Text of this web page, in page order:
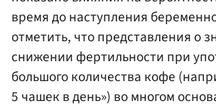
время до наступления
отметить, что представления о
снижении фертильности при
большого количества кофе
5 чашек в день») во многом